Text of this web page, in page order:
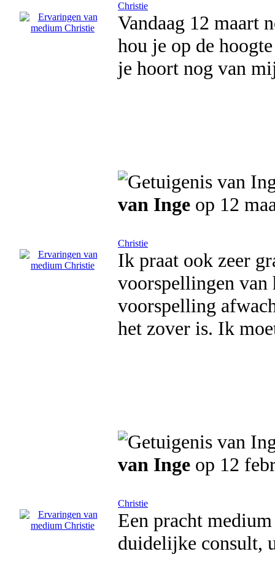
Christie
Vandaag 12 maart
hou je op de
je hoort nog van
van Inge op 12
Christie
Ik praat ook zeer
voorspellingen van
voorspelling
het zover is. Ik
van Inge op 12
Christie
Een pracht
duidelijke consult,